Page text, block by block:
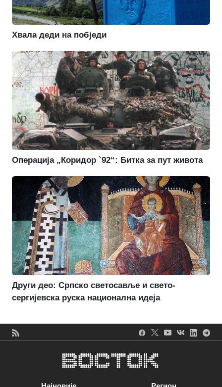
Хвала деди на побједи
Операција „Коридор `92“: Битка за пут живота
Други део: Српско светосавље и свето-
сергијевска руска национална идеја